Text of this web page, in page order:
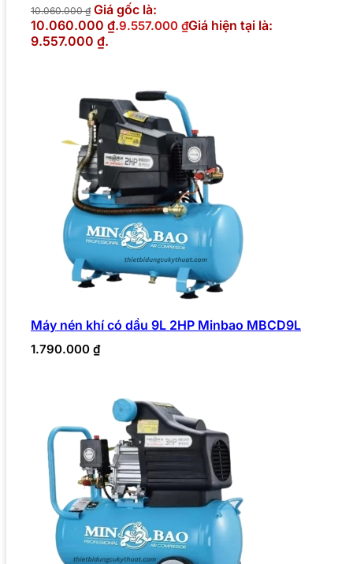
10.060.000₫ Giá gốc là:
10.060.000 ₫.9.557.000 ₫Giá hiện tại là:
9.557.000 ₫.
Máy nén khí có dầu 9L 2HP Minbao MBCD9L
1.790.000 ₫